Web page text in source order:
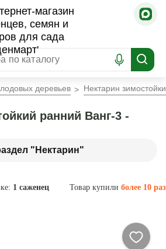
деревьев Нектарин
"Нектарин"
ранний Ванг-3 -
1 саженец Товар купили более 10 раз